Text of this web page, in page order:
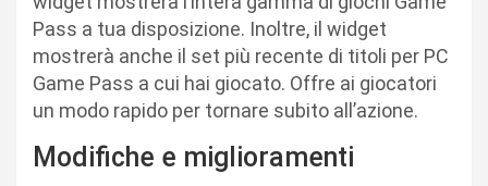
Pass a tua disposizione. Inoltre, il widget
mostrerà anche il set più recente di titoli per PC
Game Pass a cui hai giocato. Offre ai giocatori
un modo rapido per tornare subito all’azione.
Modifiche e miglioramenti